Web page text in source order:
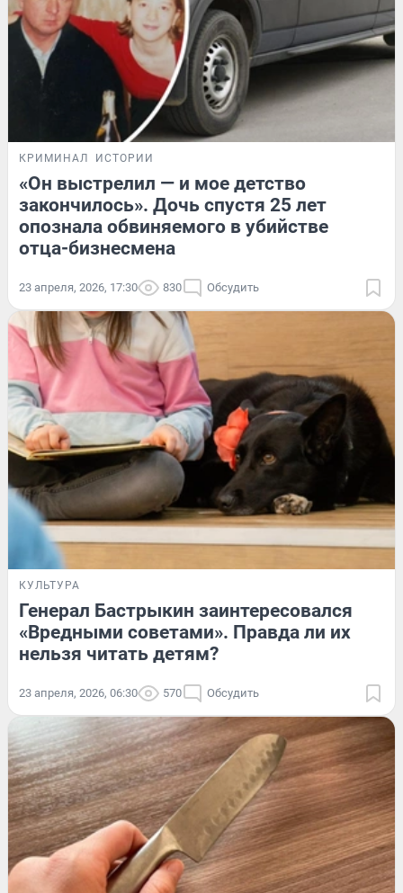
КРИМИНАЛ ИСТОРИИ
«Он выстрелил — и мое детство
закончилось». Дочь спустя 25 лет
опознала обвиняемого в убийстве
отца-бизнесмена
23 апреля, 2026, 17:30 830 Обсудить
КУЛЬТУРА
Генерал Бастрыкин заинтересовался
«Вредными советами». Правда ли их
нельзя читать детям?
23 апреля, 2026, 06:30 570 Обсудить